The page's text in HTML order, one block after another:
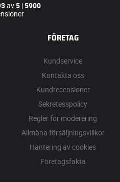
av5|5900
FÖRETAG
Kundservice
Kontakta oss
Kundrecensioner
Sekretesspolicy
Regler för moderering
Allmäna försäljningsvillkor
Hantering av cookies
Företagsfakta